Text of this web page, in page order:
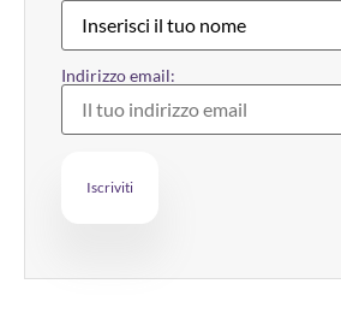
Indirizzo email: